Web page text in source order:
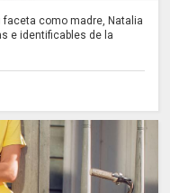
faceta como madre, Natalia
e identificables de la